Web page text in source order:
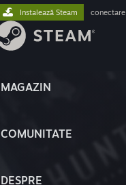
MAGAZIN
COMUNITATE
DESPRE
Instalează Steam conectare